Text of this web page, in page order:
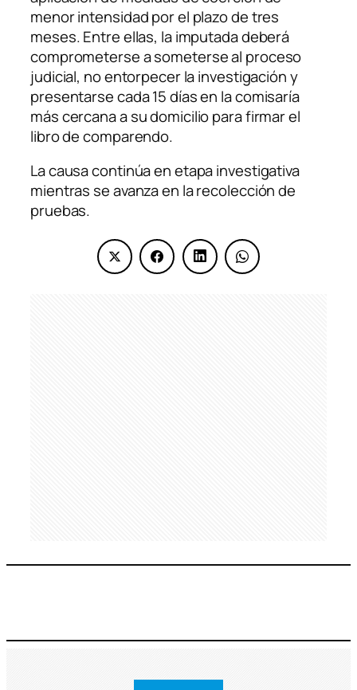
menor intensidad por el plazo de tres
meses. Entre ellas, la imputada deberá
comprometerse a someterse al proceso
judicial, no entorpecer la investigación y
presentarse cada 15 días en la comisaría
más cercana a su domicilio para firmar el
libro de comparendo.
La causa continúa en etapa investigativa
mientras se avanza en la recolección de
pruebas.